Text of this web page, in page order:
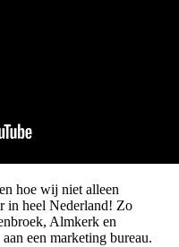
hoe wij niet alleen
in heel Nederland! Zo
Almkerk en
een marketing bureau.